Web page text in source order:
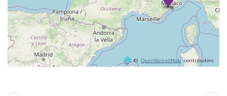
© OpenStreetMap contributors